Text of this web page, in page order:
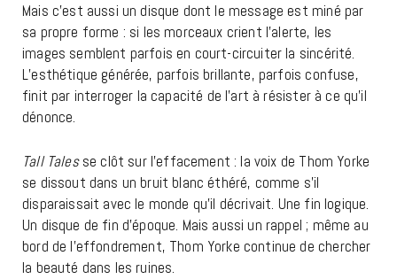
Mais c’est aussi un disque dont le message est miné par
sa propre forme : si les morceaux crient l’alerte, les
images semblent parfois en court-circuiter la sincérité.
L’esthétique générée, parfois brillante, parfois confuse,
finit par interroger la capacité de l’art à résister à ce qu’il
dénonce.
Tall Talesse clôt sur l’effacement : la voix de Thom Yorke
se dissout dans un bruit blanc éthéré, comme s’il
disparaissait avec le monde qu’il décrivait. Une fin logique.
Un disque de fin d’époque. Mais aussi un rappel ; même au
bord de l’effondrement, Thom Yorke continue de chercher
la beauté dans les ruines.